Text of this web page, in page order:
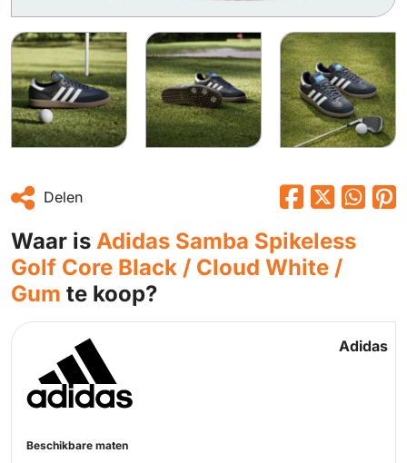
Delen
Waar is Adidas Samba Spikeless
Golf Core Black / Cloud White /
Gum te koop?
Adidas
Beschikbare maten